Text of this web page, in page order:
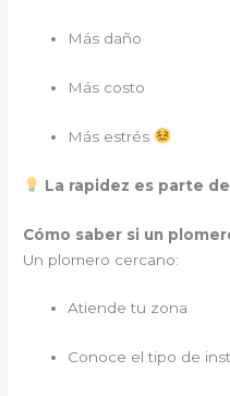
Más daño
Más costo
Más estrés
La rapidez es parte
Cómo saber si un
Un plomero cercano:
Atiende tu zona
Conoce el tipo de